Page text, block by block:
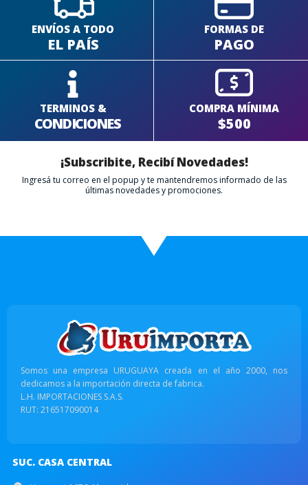
ENVÍOS A TODO
EL PAÍS
FORMAS DE
PAGO
TERMINOS &
CONDICIONES
COMPRA MÍNIMA
$500
¡Subscribite, Recibí Novedades!
Ingresá tu correo en el popup y te mantendremos informado de las
últimas novedades y promociones.
Somos una empresa URUGUAYA creada en el año 2000, nos
dedicamos a la importación directa de fabrica.
L.H. IMPORTACIONES S.A.S.
RUT: 216517090014
SUC. CASA CENTRAL